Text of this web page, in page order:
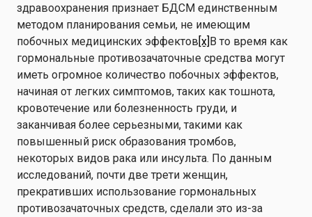
здравоохранения признает БДСМ единственным
методом планирования семьи, не имеющим
побочных медицинских эффектов[x]В то время как
гормональные противозачаточные средства могут
иметь огромное количество побочных эффектов,
начиная от легких симптомов, таких как тошнота,
кровотечение или болезненность груди, и
заканчивая более серьезными, такими как
повышенный риск образования тромбов,
некоторых видов рака или инсульта. По данным
исследований, почти две трети женщин,
прекративших использование гормональных
противозачаточных средств, сделали это из-за